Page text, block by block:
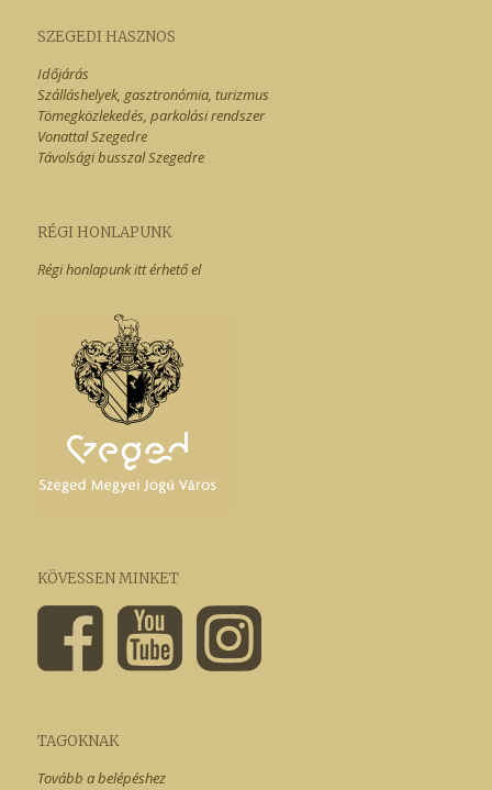
SZEGEDI HASZNOS
Időjárás
Szálláshelyek, gasztronómia, turizmus
Tömegközlekedés, parkolási rendszer
Vonattal Szegedre
Távolsági busszal Szegedre
RÉGI HONLAPUNK
Régi honlapunk itt érhető el
KÖVESSEN MINKET
TAGOKNAK
Tovább a belépéshez